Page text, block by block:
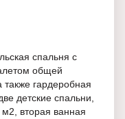
спальня с
общей
гардеробная
детские спальни,
вторая ванная